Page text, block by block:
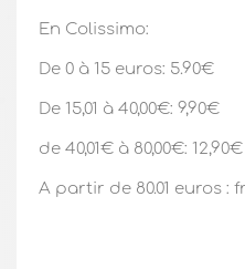
En Colissimo:
De 0 à 15 euros: 5.90€
De 15,01 à 40,00€: 9,90€
de 40,01€ à 80,00€: 12,90€
A partir de 80.01 euros